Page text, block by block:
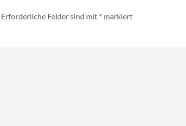
Erforderliche Felder sind mit * markiert